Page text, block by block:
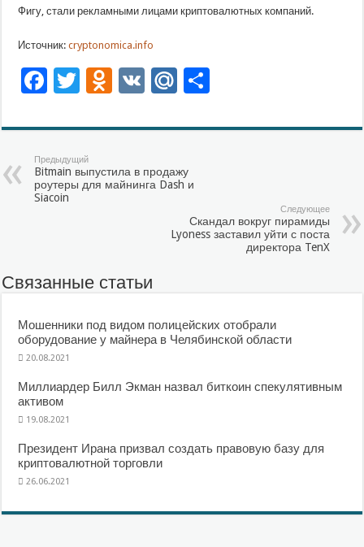
Фигу, стали рекламными лицами криптовалютных компаний.
Источник: cryptonomica.info
Facebook
Twitter
Odnoklassniki
VK Mail.Ru
Предыдущий
Bitmain выпустила в продажу
роутеры для майнинга Dash и
Siacoin
Следующее
Скандал вокруг пирамиды
Lyoness заставил уйти с поста
директора TenX
Связанные статьи
Мошенники под видом полицейских отобрали
оборудование у майнера в Челябинской области
20.08.2021
Миллиардер Билл Экман назвал биткоин спекулятивным
активом
19.08.2021
Президент Ирана призвал создать правовую базу для
криптовалютной торговли
26.06.2021